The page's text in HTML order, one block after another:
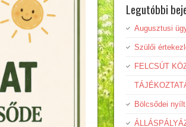
Legutóbbi
Augusztusi
Szülői
FELCSÚT
Bölcsődei